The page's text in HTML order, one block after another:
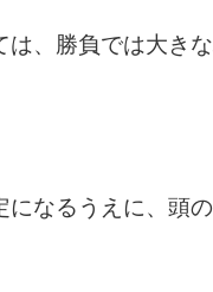
は、勝負では大き
なるうえに、頭